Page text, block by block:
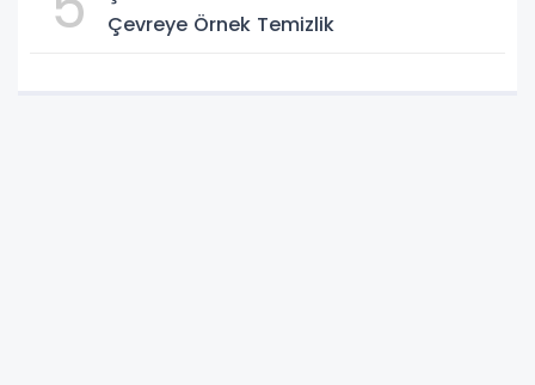
Çevreye Örnek Temizlik